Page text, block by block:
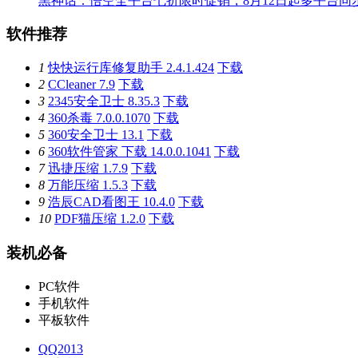
软件推荐
1 快快运行库修复助手 2.4.1.424 下载
2 CCleaner 7.9 下载
3 2345安全卫士 8.35.3 下载
4 360杀毒 7.0.0.1070 下载
5 360安全卫士 13.1 下载
6 360软件管家 下载 14.0.0.1041 下载
7 迅捷压缩 1.7.9 下载
8 万能压缩 1.5.3 下载
9 浩辰CAD看图王 10.4.0 下载
10 PDF猫压缩 1.2.0 下载
装机必备
PC软件
手机软件
平板软件
QQ2013